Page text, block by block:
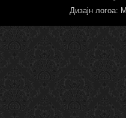
Дизајн логоа: